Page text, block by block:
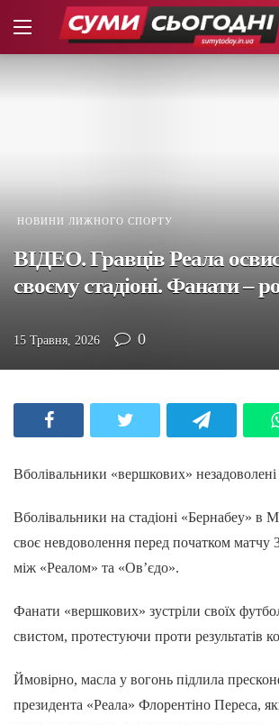
НОВИНИ ЛИЖНОГО СПОРТУ
ВІДЕО. Гравців Реала
своєму стадіоні. Фанати –
15 Травня, 2026 0
Вболівальники «вершкових» незадоволені
Вболівальники на стадіоні «Бернабеу» в
своє невдоволення перед початком матчу
між «Реалом» та «Ов’єдо».
Фанати «вершкових» зустріли своїх
свистом, протестуючи проти результатів
Ймовірно, масла у вогонь підлила
президента «Реала» Флорентіно Переса,